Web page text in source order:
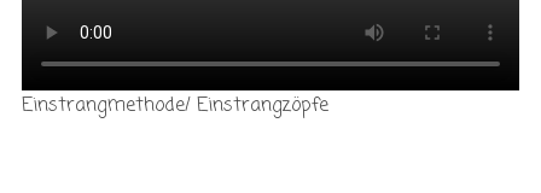
Einstrangmethode/ Einstrangzöpfe